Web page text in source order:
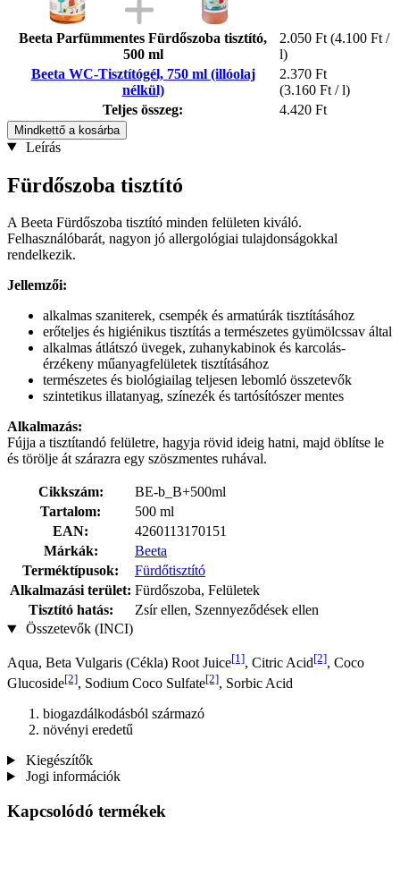
Beeta Parfümmentes Fürdőszoba tisztító,
500 ml
2.050 Ft (4.100 Ft /
l)
Beeta WC-Tisztítógél, 750 ml (illóolaj
nélkül)
2.370 Ft
(3.160 Ft / l)
Teljes összeg:
4.420 Ft
Mindkettő a kosárba
Leírás
Fürdőszoba tisztító
A Beeta Fürdőszoba tisztító minden felületen kiváló.
Felhasználóbarát, nagyon jó allergológiai tulajdonságokkal
rendelkezik.
Jellemzői:
alkalmas szaniterek, csempék és armatúrák tisztításához
erőteljes és higiénikus tisztítás a természetes gyümölcssav által
alkalmas átlátszó üvegek, zuhanykabinok és karcolás-
érzékeny műanyagfelületek tisztításához
természetes és biológiailag teljesen lebomló összetevők
szintetikus illatanyag, színezék és tartósítószer mentes
Alkalmazás:
Fújja a tisztítandó felületre, hagyja rövid ideig hatni, majd öblítse le
és törölje át szárazra egy szöszmentes ruhával.
Cikkszám:
BE-b_B+500ml
Tartalom:
500 ml
EAN:
4260113170151
Márkák:
Beeta
Terméktípusok:
Fürdőtisztító
Alkalmazási terület: Fürdőszoba, Felületek
Tisztító hatás:
Zsír ellen, Szennyeződések ellen
Összetevők (INCI)
Aqua, Beta Vulgaris (Cékla) Root Juice[1], Citric Acid[2], Coco
Glucoside[2], Sodium Coco­ Sulfate[2], Sorbic Acid
biogazdálkodásból származó
növényi eredetű
Kiegészítők
Jogi információk
Kapcsolódó termékek